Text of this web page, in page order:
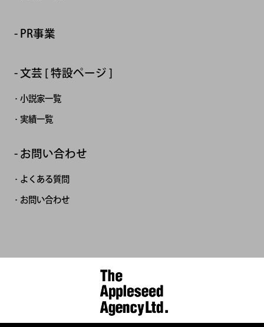
PR事業
文芸 [ 特設ページ ]
小説家一覧
実績一覧
お問い合わせ
よくある質問
お問い合わせ